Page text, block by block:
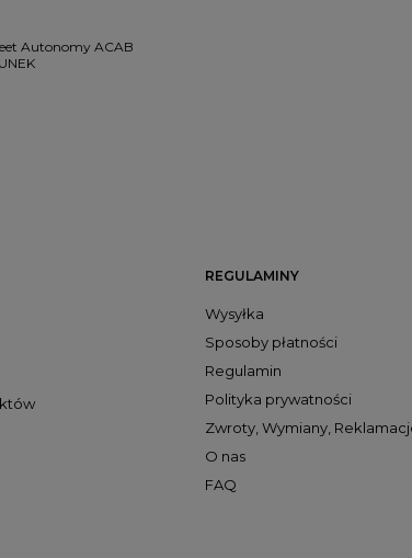
Autonomy ACAB
REGULAMINY
Wysyłka
Sposoby płatności
Regulamin
Polityka prywatności
Zwroty, Wymiany,
O nas
FAQ